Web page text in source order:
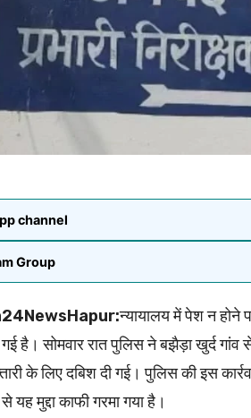
channel
Group
न्यायालय में पेश न होने
गई है। सोमवार रात पुलिस ने बझैड़ा खुर्द गांव
के लिए दबिश दी गई। पुलिस की इस
यह मुद्दा काफी गरमा गया है।